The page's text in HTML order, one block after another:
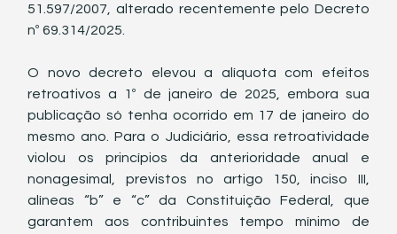
51.597/2007, alterado recentemente pelo Decreto
nº 69.314/2025.
O novo decreto elevou a alíquota com efeitos
retroativos a 1º de janeiro de 2025, embora sua
publicação só tenha ocorrido em 17 de janeiro do
mesmo ano. Para o Judiciário, essa retroatividade
violou os princípios da anterioridade anual e
nonagesimal, previstos no artigo 150, inciso III,
alíneas “b” e “c” da Constituição Federal, que
garantem aos contribuintes tempo mínimo de